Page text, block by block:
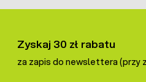
Zyskaj 30 zł rabatu
za zapis do newslettera (przy